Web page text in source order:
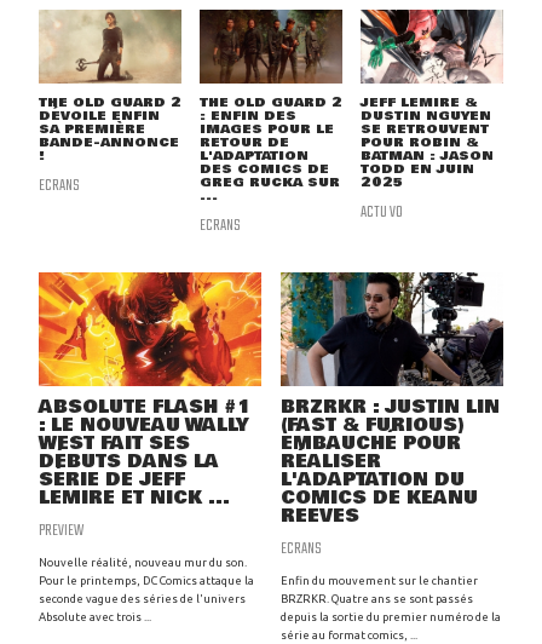
THE OLD GUARD 2
DÉVOILE ENFIN
SA PREMIÈRE
BANDE-ANNONCE
!
ECRANS
THE OLD GUARD 2
: ENFIN DES
IMAGES POUR LE
RETOUR DE
L'ADAPTATION
DES COMICS DE
GREG RUCKA SUR
...
ECRANS
JEFF LEMIRE &
DUSTIN NGUYEN
SE RETROUVENT
POUR ROBIN &
BATMAN : JASON
TODD EN JUIN
2025
ACTU VO
ABSOLUTE FLASH #1
: LE NOUVEAU WALLY
WEST FAIT SES
DÉBUTS DANS LA
SÉRIE DE JEFF
LEMIRE ET NICK ...
PREVIEW
Nouvelle réalité, nouveau mur du son.
Pour le printemps, DC Comics attaque la
seconde vague des séries de l'univers
Absolute avec trois ...
BRZRKR : JUSTIN LIN
(FAST & FURIOUS)
EMBAUCHÉ POUR
RÉALISER
L'ADAPTATION DU
COMICS DE KEANU
REEVES
ECRANS
Enfin du mouvement sur le chantier
BRZRKR. Quatre ans se sont passés
depuis la sortie du premier numéro de la
série au format comics, ...